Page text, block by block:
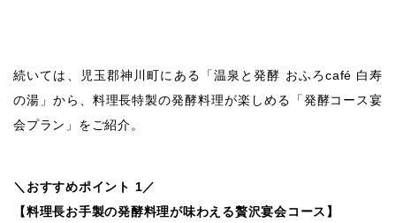
続いては、児玉郡神川町にある「温泉と発酵 おふろcafé 白寿
の湯」から、料理長特製の発酵料理が楽しめる「発酵コース宴
会プラン」をご紹介。
＼おすすめポイント 1／
【料理長お手製の発酵料理が味わえる贅沢宴会コース】